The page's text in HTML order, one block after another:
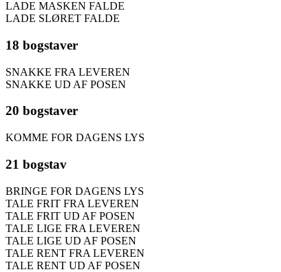
LADE MASKEN FALDE
LADE SLØRET FALDE
18 bogstaver
SNAKKE FRA LEVEREN
SNAKKE UD AF POSEN
20 bogstaver
KOMME FOR DAGENS LYS
21 bogstav
BRINGE FOR DAGENS LYS
TALE FRIT FRA LEVEREN
TALE FRIT UD AF POSEN
TALE LIGE FRA LEVEREN
TALE LIGE UD AF POSEN
TALE RENT FRA LEVEREN
TALE RENT UD AF POSEN